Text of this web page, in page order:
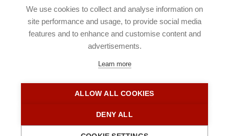
Copyrights
Datenschutzerklärung
Kontakt
We use cookies to collect and analyse information on
site performance and usage, to provide social media
features and to enhance and customise content and
advertisements.
Learn more
ALLOW ALL COOKIES
DENY ALL